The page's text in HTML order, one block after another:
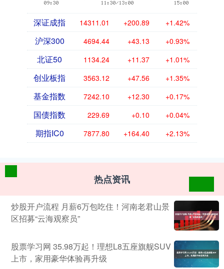
深证成指 14311.01 +200.89 +1.42%
沪深300 4694.44 +43.13 +0.93%
北证50 1134.24 +11.37 +1.01%
创业板指 3563.12 +47.56 +1.35%
基金指数 7242.10 +12.30 +0.17%
国债指数 229.69 +0.10 +0.04%
期指IC0 7877.80 +164.40 +2.13%
热点资讯
炒股开户流程 月薪6万包吃住！河南老君山景
区招募“云海观察员”
股票学习网 35.98万起！理想L8五座旗舰SUV
上市，家用豪华体验再升级